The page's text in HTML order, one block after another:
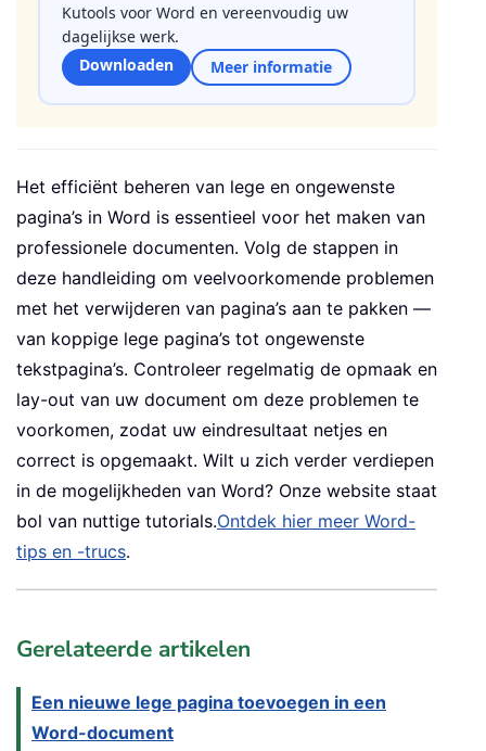
Kutools voor Word en vereenvoudig uw
dagelijkse werk.
Downloaden
Meer informatie
Het efficiënt beheren van lege en ongewenste
pagina’s in Word is essentieel voor het maken van
professionele documenten. Volg de stappen in
deze handleiding om veelvoorkomende problemen
met het verwijderen van pagina’s aan te pakken —
van koppige lege pagina’s tot ongewenste
tekstpagina’s. Controleer regelmatig de opmaak en
lay-out van uw document om deze problemen te
voorkomen, zodat uw eindresultaat netjes en
correct is opgemaakt. Wilt u zich verder verdiepen
in de mogelijkheden van Word? Onze website staat
bol van nuttige tutorials.Ontdek hier meer Word-
tips en -trucs.
Gerelateerde artikelen
Een nieuwe lege pagina toevoegen in een
Word-document